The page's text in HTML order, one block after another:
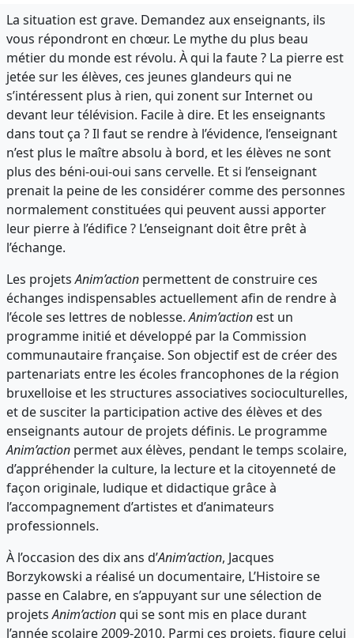
La situation est grave. Demandez aux enseignants, ils
vous répondront en chœur. Le mythe du plus beau
métier du monde est révolu. À qui la faute ? La pierre est
jetée sur les élèves, ces jeunes glandeurs qui ne
s’intéressent plus à rien, qui zonent sur Internet ou
devant leur télévision. Facile à dire. Et les enseignants
dans tout ça ? Il faut se rendre à l’évidence, l’enseignant
n’est plus le maître absolu à bord, et les élèves ne sont
plus des béni-oui-oui sans cervelle. Et si l’enseignant
prenait la peine de les considérer comme des personnes
normalement constituées qui peuvent aussi apporter
leur pierre à l’édifice ? L’enseignant doit être prêt à
l’échange.
Les projetsAnim’action permettent de construire ces
échanges indispensables actuellement afin de rendre à
l’école ses lettres de noblesse.Anim’action est un
programme initié et développé par la Commission
communautaire française. Son objectif est de créer des
partenariats entre les écoles francophones de la région
bruxelloise et les structures associatives socioculturelles,
et de susciter la participation active des élèves et des
enseignants autour de projets définis. Le programme
Anim’action permet aux élèves, pendant le temps scolaire,
d’appréhender la culture, la lecture et la citoyenneté de
façon originale, ludique et didactique grâce à
l’accompagnement d’artistes et d’animateurs
professionnels.
À l’occasion des dix ans d’Anim’action, Jacques
Borzykowski a réalisé un documentaire, L’Histoire se
passe en Calabre, en s’appuyant sur une sélection de
projetsAnim’actionqui se sont mis en place durant
l’année scolaire 2009-2010. Parmi ces projets, figure celui